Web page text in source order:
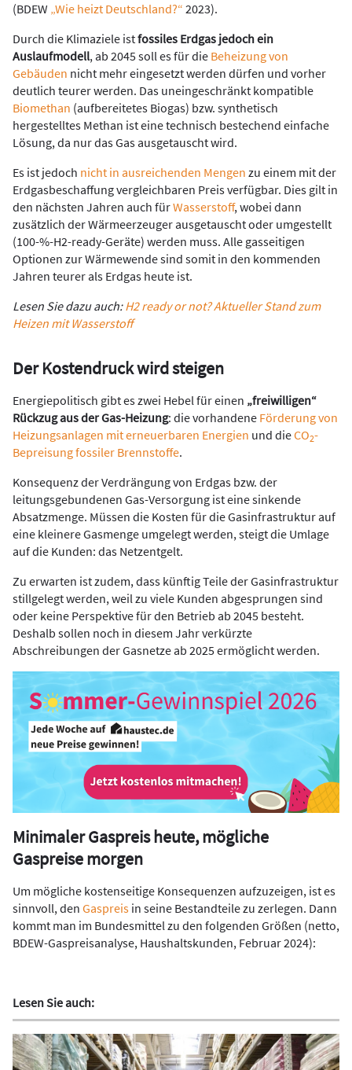
(BDEW „Wie heizt Deutschland?“ 2023).
Durch die Klimaziele istfossiles Erdgas jedoch ein
Auslaufmodell, ab 2045 soll es für die Beheizung von
Gebäuden nicht mehr eingesetzt werden dürfen und vorher
deutlich teurer werden. Das uneingeschränkt kompatible
Biomethan (aufbereitetes Biogas) bzw. synthetisch
hergestelltes Methan ist eine technisch bestechend einfache
Lösung, da nur das Gas ausgetauscht wird.
Es ist jedoch nicht in ausreichenden Mengen zu einem mit der
Erdgasbeschaffung vergleichbaren Preis verfügbar. Dies gilt in
den nächsten Jahren auch fürWasserstoff, wobei dann
zusätzlich der Wärmeerzeuger ausgetauscht oder umgestellt
(100-%-H2-ready-Geräte) werden muss. Alle gasseitigen
Optionen zur Wärmewende sind somit in den kommenden
Jahren teurer als Erdgas heute ist.
Lesen Sie dazu auch:H2 ready or not? Aktueller Stand zum
Heizen mit Wasserstoff
Der Kostendruck wird steigen
Energiepolitisch gibt es zwei Hebel für einen „freiwilligen“
Rückzug aus der Gas-Heizung: die vorhandene Förderung von
Heizungsanlagen mit erneuerbaren Energien und dieCO2-
Bepreisung fossiler Brennstoffe.
Konsequenz der Verdrängung von Erdgas bzw. der
leitungsgebundenen Gas-Versorgung ist eine sinkende
Absatzmenge. Müssen die Kosten für die Gasinfrastruktur auf
eine kleinere Gasmenge umgelegt werden, steigt die Umlage
auf die Kunden: das Netzentgelt.
Zu erwarten ist zudem, dass künftig Teile der Gasinfrastruktur
stillgelegt werden, weil zu viele Kunden abgesprungen sind
oder keine Perspektive für den Betrieb ab 2045 besteht.
Deshalb sollen noch in diesem Jahr verkürzte
Abschreibungen der Gasnetze ab 2025 ermöglicht werden.
Minimaler Gaspreis heute, mögliche
Gaspreise morgen
Um mögliche kostenseitige Konsequenzen aufzuzeigen, ist es
sinnvoll, den Gaspreis in seine Bestandteile zu zerlegen. Dann
kommt man im Bundesmittel zu den folgenden Größen (netto,
BDEW-Gaspreisanalyse, Haushaltskunden, Februar 2024):
Lesen Sie auch: